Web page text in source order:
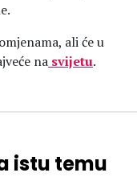
ali će u
na svijetu.
istu temu